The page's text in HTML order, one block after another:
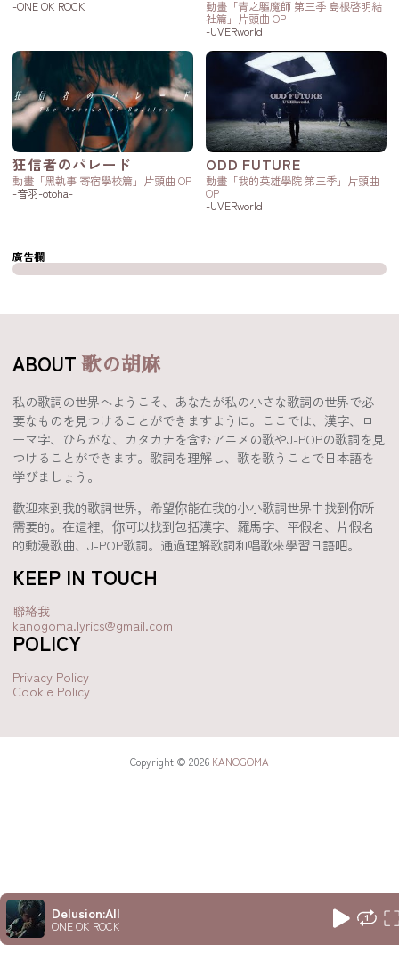
Delusion:All
ONE OK ROCK
-ONE OK ROCK 動畫「青之驅魔師 第三季 島根啓明結
社篇」片頭曲 OP
-UVERworld
狂信者のパレード
動畫「黑執事 寄宿學校篇」片頭曲 OP
-音羽-otoha-
ODD FUTURE
動畫「我的英雄學院 第三季」片頭曲
OP
-UVERworld
廣告欄
ABOUT歌の胡麻
私の歌詞の世界へようこそ、あなたが私の小さな歌詞の世界で必
要なものを見つけることができますように。ここでは、漢字、ロ
ーマ字、ひらがな、カタカナを含むアニメの歌やJ-POPの歌詞を見
つけることができます。歌詞を理解し、歌を歌うことで日本語を
学びましょう。
歡迎來到我的歌詞世界，希望你能在我的小小歌詞世界中找到你所
需要的。在這裡，你可以找到包括漢字、羅馬字、平假名、片假名
的動漫歌曲、J-POP歌詞。通過理解歌詞和唱歌來學習日語吧。
KEEP IN TOUCH
聯絡我
kanogoma.lyrics@gmail.com
POLICY
Privacy Policy
Cookie Policy
Copyright © 2026 KANOGOMA